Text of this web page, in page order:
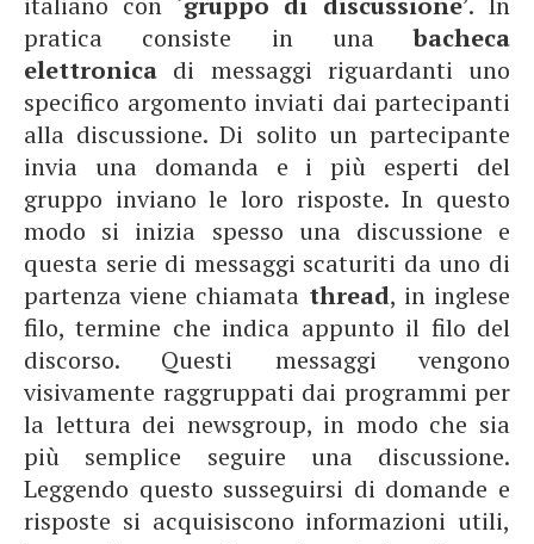
pratica consiste in unabacheca
elettronica di messaggi riguardanti uno
specifico argomento inviati dai partecipanti
alla discussione. Di solito un partecipante
invia una domanda e i più esperti del
gruppo inviano le loro risposte. In questo
modo si inizia spesso una discussione e
questa serie di messaggi scaturiti da uno di
partenza viene chiamata thread, in inglese
filo, termine che indica appunto il filo del
discorso. Questi messaggi vengono
visivamente raggruppati dai programmi per
la lettura dei newsgroup, in modo che sia
più semplice seguire una discussione.
Leggendo questo susseguirsi di domande e
risposte si acquisiscono informazioni utili,